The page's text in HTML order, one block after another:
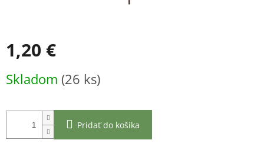
1,20 €
cena:
Skladom (26 ks)
Pridať do košíka